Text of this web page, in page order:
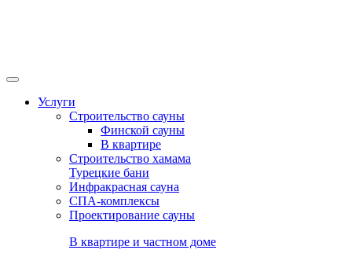
Услуги
Строительство сауны
Финской сауны
В квартире
Строительство хамама
Турецкие бани
Инфракрасная сауна
СПА-комплексы
Проектирование сауны
В квартире и частном доме